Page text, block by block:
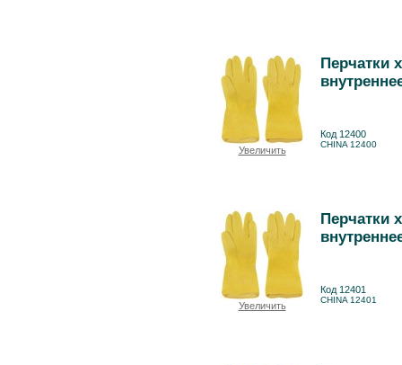
Увеличить
Перчатки
Код 12400
CHINA 12400
Увеличить
Перчатки
Код 12401
CHINA 12401